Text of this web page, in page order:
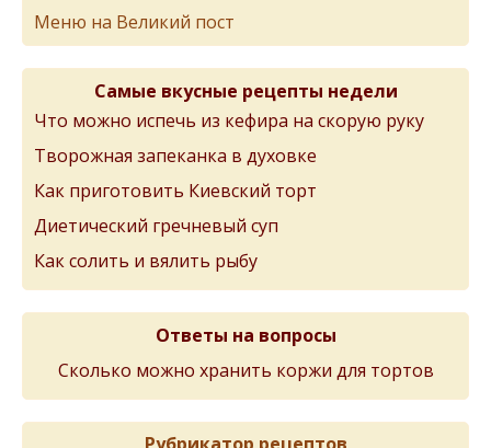
Меню на Великий пост
Самые вкусные рецепты недели
Что можно испечь из кефира на скорую руку
Творожная запеканка в духовке
Как приготовить Киевский торт
Диетический гречневый суп
Как солить и вялить рыбу
Ответы на вопросы
Сколько можно хранить коржи для тортов